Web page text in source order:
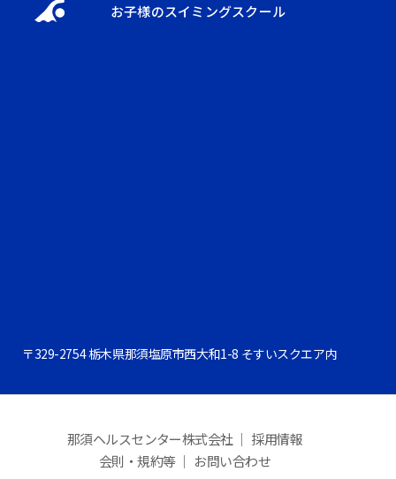
お子様のスイミングスクール
〒329-2754 栃木県那須塩原市西大和1-8 そすいスクエア内
那須ヘルスセンター株式会社 ｜ 採用情報
会則・規約等 ｜ お問い合わせ